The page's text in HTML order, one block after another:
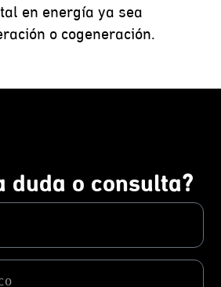
en energía ya sea
o cogeneración.
duda o consulta?